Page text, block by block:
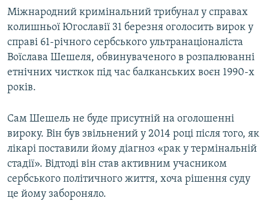
ДОЛУЧАЙСЯ!
Міжнародний кримінальний трибунал у справах
колишньої Югославії 31 березня оголосить вирок у
справі 61-річного сербського ультранаціоналіста
Воїслава Шешеля, обвинуваченого в розпалюванні
етнічних чисткок під час балканських воєн 1990-х
років.
Сам Шешель не буде присутній на оголошенні
вироку. Він був звільнений у 2014 році після того, як
лікарі поставили йому діагноз «рак у термінальній
стадії». Відтоді він став активним учасником
сербського політичного життя, хоча рішення суду
це йому забороняло.